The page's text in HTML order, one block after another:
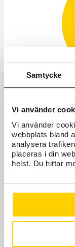
Samtycke
Vi använder
Vi använder
webbplats bland
analysera
placeras i din
helst. Du hittar
Customer
Block
It is also possible
and travel
addition, we can
phone due to